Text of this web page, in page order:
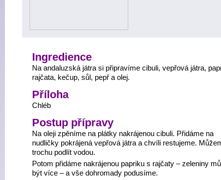
Ingredience
Na andaluzská játra si připravíme cibuli, vepřová játra,
rajčata, kečup, sůl, pepř a olej.
Příloha
Chléb
Postup přípravy
Na oleji zpěníme na plátky nakrájenou cibuli. Přidáme na
nudličky pokrájená vepřová játra a chvíli restujeme.
trochu podlít vodou.
Potom přidáme nakrájenou papriku s rajčaty – zeleniny
být více – a vše dohromady podusíme.